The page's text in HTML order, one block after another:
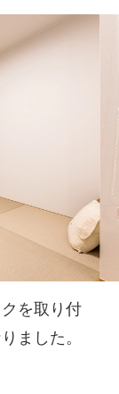
を取り付
ました。